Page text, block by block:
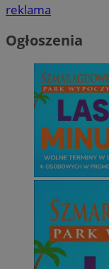
reklama
Ogłoszenia